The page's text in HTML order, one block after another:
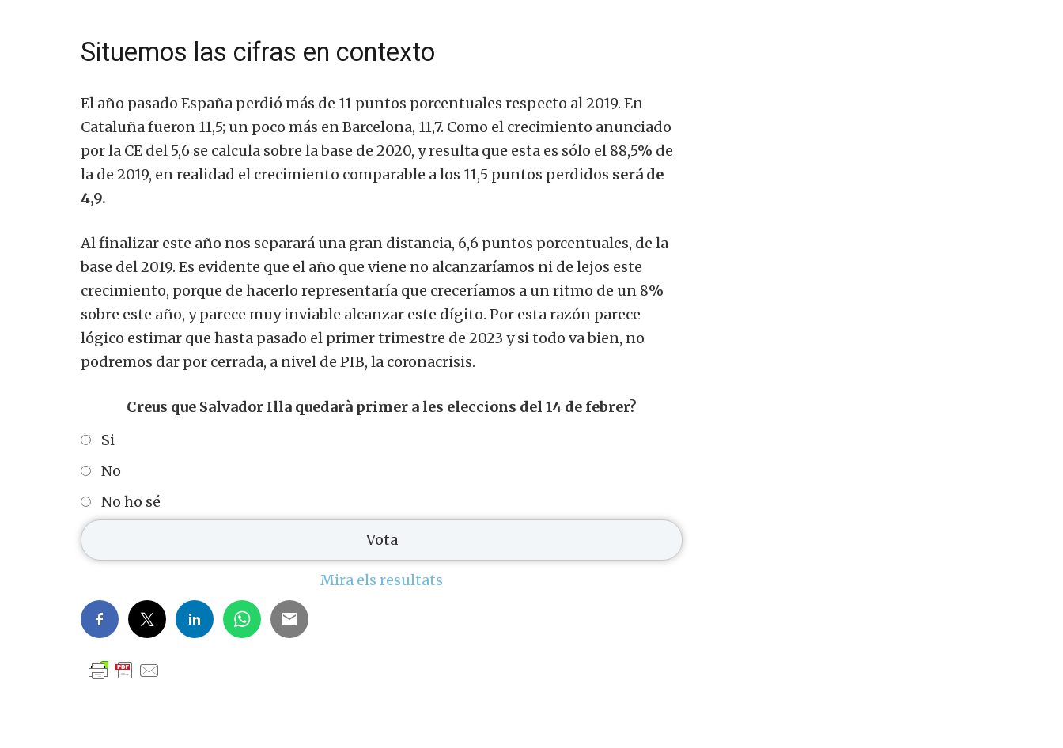
Situemos las cifras en contexto
El año pasado España perdió más de 11 puntos porcentuales respecto al 2019. En
Cataluña fueron 11,5; un poco más en Barcelona, 11,7. Como el crecimiento anunciado
por la CE del 5,6 se calcula sobre la base de 2020, y resulta que esta es sólo el 88,5% de
la de 2019, en realidad el crecimiento comparable a los 11,5 puntos perdidos será de
4,9.
Al finalizar este año nos separará una gran distancia, 6,6 puntos porcentuales, de la
base del 2019. Es evidente que el año que viene no alcanzaríamos ni de lejos este
crecimiento, porque de hacerlo representaría que creceríamos a un ritmo de un 8%
sobre este año, y parece muy inviable alcanzar este dígito. Por esta razón parece
lógico estimar que hasta pasado el primer trimestre de 2023 y si todo va bien, no
podremos dar por cerrada, a nivel de PIB, la coronacrisis.
Creus que Salvador Illa quedarà primer a les eleccions del 14 de febrer?
Si
No
No ho sé
Mira els resultats